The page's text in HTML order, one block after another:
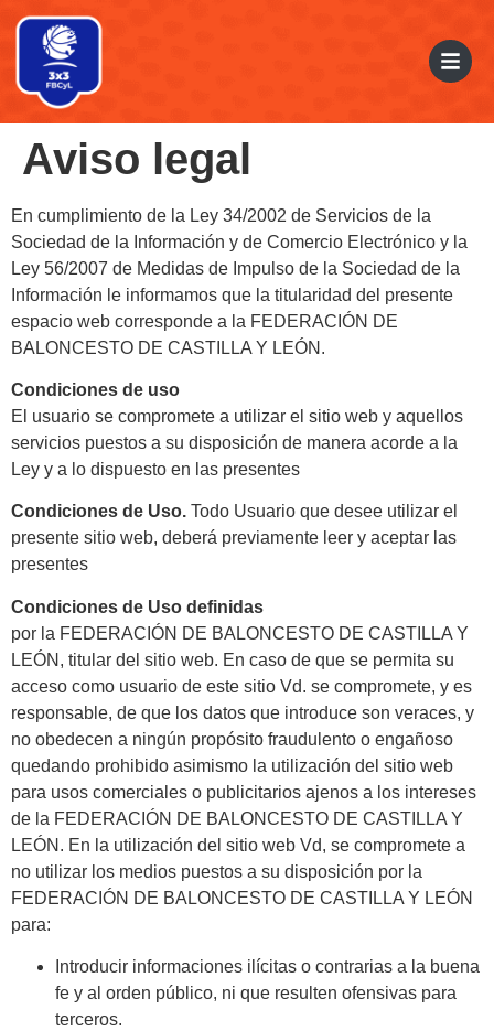
Aviso legal
En cumplimiento de la Ley 34/2002 de Servicios de la
Sociedad de la Información y de Comercio Electrónico y la
Ley 56/2007 de Medidas de Impulso de la Sociedad de la
Información le informamos que la titularidad del presente
espacio web corresponde a la FEDERACIÓN DE
BALONCESTO DE CASTILLA Y LEÓN.
Condiciones de uso
El usuario se compromete a utilizar el sitio web y aquellos
servicios puestos a su disposición de manera acorde a la
Ley y a lo dispuesto en las presentes
Condiciones de Uso. Todo Usuario que desee utilizar el
presente sitio web, deberá previamente leer y aceptar las
presentes
Condiciones de Uso definidas
por la FEDERACIÓN DE BALONCESTO DE CASTILLA Y
LEÓN, titular del sitio web. En caso de que se permita su
acceso como usuario de este sitio Vd. se compromete, y es
responsable, de que los datos que introduce son veraces, y
no obedecen a ningún propósito fraudulento o engañoso
quedando prohibido asimismo la utilización del sitio web
para usos comerciales o publicitarios ajenos a los intereses
de la FEDERACIÓN DE BALONCESTO DE CASTILLA Y
LEÓN. En la utilización del sitio web Vd, se compromete a
no utilizar los medios puestos a su disposición por la
FEDERACIÓN DE BALONCESTO DE CASTILLA Y LEÓN
para:
Introducir informaciones ilícitas o contrarias a la buena
fe y al orden público, ni que resulten ofensivas para
terceros.